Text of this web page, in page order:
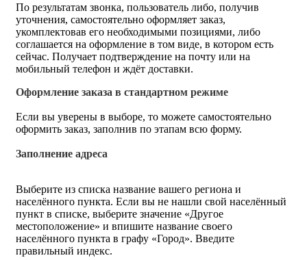
По результатам звонка, пользователь либо, получив
уточнения, самостоятельно оформляет заказ,
укомплектовав его необходимыми позициями, либо
соглашается на оформление в том виде, в котором есть
сейчас. Получает подтверждение на почту или на
мобильный телефон и ждёт доставки.
Оформление заказа в стандартном режиме
Если вы уверены в выборе, то можете самостоятельно
оформить заказ, заполнив по этапам всю форму.
Заполнение адреса
Выберите из списка название вашего региона и
населённого пункта. Если вы не нашли свой населённый
пункт в списке, выберите значение «Другое
местоположение» и впишите название своего
населённого пункта в графу «Город». Введите
правильный индекс.